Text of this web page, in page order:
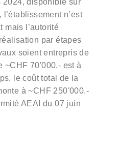
n’est
mais l’autorité
par étapes
soient entrepris de
~CHF 70'000.- est à
le coût total de la
à ~CHF 250'000.-
AEAI du 07 juin